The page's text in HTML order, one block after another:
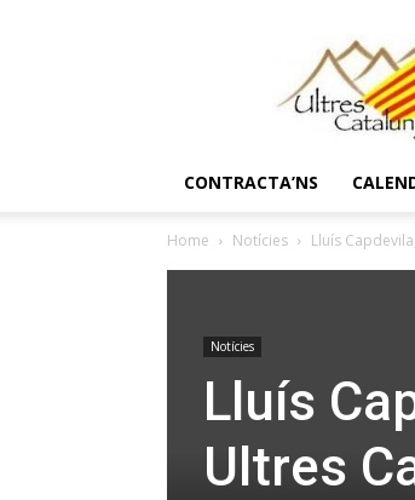
CONTRACTA’NS
Home Notícies Lluís
Notícies
Lluís
Ultres